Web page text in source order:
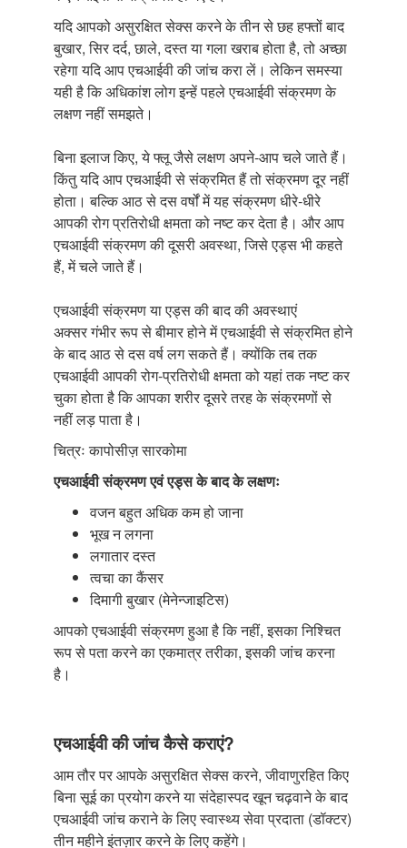
यदि आपको असुरक्षित सेक्स करने के तीन से छह हफ्तों बाद
बुखार, सिर दर्द, छाले, दस्त या गला खराब होता है, तो अच्छा
रहेगा यदि आप एचआईवी की जांच करा लें। लेकिन समस्या
यही है कि अधिकांश लोग इन्हें पहले एचआईवी संक्रमण के
लक्षण नहीं समझते।
बिना इलाज किए, ये फ्लू जैसे लक्षण अपने-आप चले जाते हैं।
किंतु यदि आप एचआईवी से संक्रमित हैं तो संक्रमण दूर नहीं
होता। बल्कि आठ से दस वर्षों में यह संक्रमण धीरे-धीरे
आपकी रोग प्रतिरोधी क्षमता को नष्ट कर देता है। और आप
एचआईवी संक्रमण की दूसरी अवस्था, जिसे एड्स भी कहते
हैं, में चले जाते हैं।
एचआईवी संक्रमण या एड्स की बाद की अवस्थाएं
अक्सर गंभीर रूप से बीमार होने में एचआईवी से संक्रमित होने
के बाद आठ से दस वर्ष लग सकते हैं। क्योंकि तब तक
एचआईवी आपकी रोग-प्रतिरोधी क्षमता को यहां तक नष्ट कर
चुका होता है कि आपका शरीर दूसरे तरह के संक्रमणों से
नहीं लड़ पाता है।
चित्रः कापोसीज़ सारकोमा
एचआईवी संक्रमण एवं एड्स के बाद के लक्षणः
वजन बहुत अधिक कम हो जाना
भूख न लगना
लगातार दस्त
त्वचा का कैंसर
दिमागी बुखार (मेनेन्जाइटिस)
आपको एचआईवी संक्रमण हुआ है कि नहीं, इसका निश्चित
रूप से पता करने का एकमात्र तरीका, इसकी जांच करना
है।
एचआईवी की जांच कैसे कराएं?
आम तौर पर आपके असुरक्षित सेक्स करने, जीवाणुरहित किए
बिना सूई का प्रयोग करने या संदेहास्पद खून चढ़वाने के बाद
एचआईवी जांच कराने के लिए स्वास्थ्य सेवा प्रदाता (डॉक्टर)
तीन महीने इंतज़ार करने के लिए कहेंगे।